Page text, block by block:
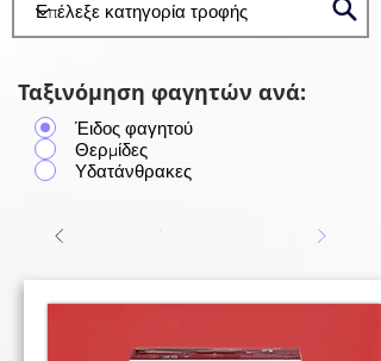
Ταξινόμηση φαγητών ανά:
Έιδος φαγητού
Θερμίδες
Υδατάνθρακες